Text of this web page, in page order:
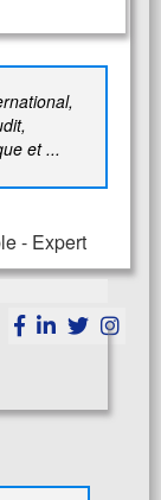
et ...
- Expert